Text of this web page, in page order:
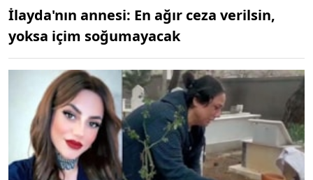
İlayda'nın annesi: En ağır ceza verilsin,
yoksa içim soğumayacak